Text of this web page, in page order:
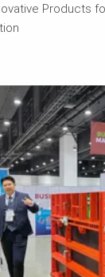
Products